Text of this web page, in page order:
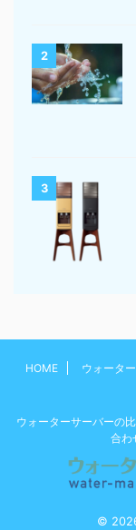
2
3
HOME ウォータ
ウォーターサーバーの
合わ
©